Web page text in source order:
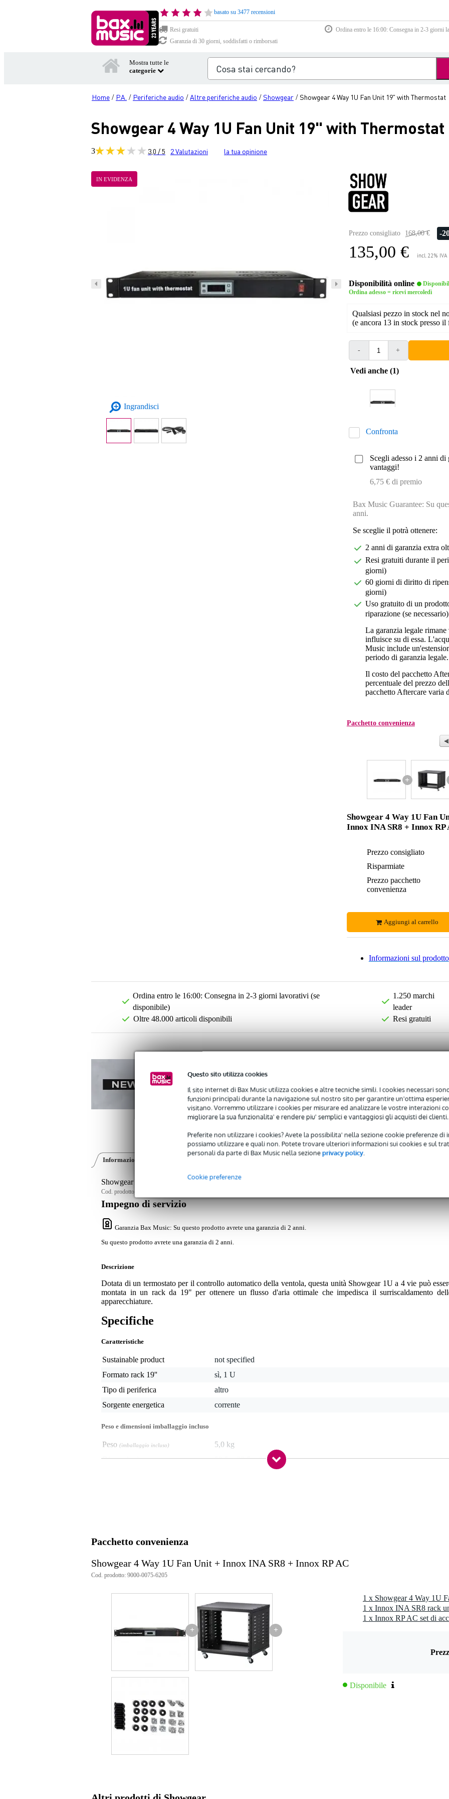
Questo sito utilizza cookies
Il sito internet di Bax Music utilizza cookies e altre tecniche simili. I cookies necessari
funzioni principali durante la navigazione sul nostro sito per garantire un'ottima
visitano. Vorremmo utilizzare i cookies per misurare ed analizzare le vostre interazioni
migliorare la sua funzionalita' e rendere piu' semplici e vantaggiosi gli acquisti dei clienti.
Preferite non utilizzare i cookies? Avete la possibilita' nella sezione cookie preferenze di
possiamo utilizzare e quali non. Potete trovare ulteriori informazioni sui cookies e sul
personali da parte di Bax Music nella sezioneprivacy policy.
Cookie preferenze
basato su 3477 recensioni
Resi gratuiti
Ordina entro le 16:00: Consegna in 2-3 giorni
Garanzia di 30 giorni, soddisfatti o rimborsati
Mostra tutte le
categorie
Home / P.A. / Periferiche audio /Altre periferiche audio /Showgear /Showgear 4 Way 1U Fan Unit 19" with Thermostat
Showgear 4 Way 1U Fan Unit 19" with Thermostat
3 3,0 / 5 2Valutazioni la tua opinione
IN EVIDENZA
Ingrandisci
Prezzo consigliato 168,00 € -
135,00 € incl. 22% IVA
Disponibilità online
Ordina adesso = ricevi mercoledì
Qualsiasi pezzo in stock nel
(e ancora 13 in stock presso il
- +
Vedi anche (1)
Confronta
Scegli adesso i 2 anni
vantaggi!
6,75 € di premio
Bax Music Guarantee: Su
anni.
Se sceglie il potrà ottenere:
2 anni di garanzia extra
Resi gratuiti durante il
giorni)
60 giorni di diritto di
giorni)
Uso gratuito di un
riparazione (se necessario)
La garanzia legale
influisce su di essa.
Music include
periodo di garanzia legale.
Il costo del pacchetto
percentuale del prezzo
pacchetto Aftercare varia
Pacchetto convenienza
+
Showgear 4 Way 1U Fan
Innox INA SR8 + Innox RP
Prezzo consigliato
Risparmiate
Prezzo pacchetto
convenienza
Aggiungi al carrello
Informazioni sul prodotto
Ordina entro le 16:00: Consegna in 2-3 giorni lavorativi (se
disponibile)
Oltre 48.000 articoli disponibili
1.250 marchi
leader
Resi gratuiti
Informazioni sul prodotto
Showgear 4 Way 1U Fan Unit 19" with Thermostat
Cod. prodotto:
Impegno di servizio
Garanzia Bax Music: Su questo prodotto avrete una garanzia di 2 anni.
Su questo prodotto avrete una garanzia di 2 anni.
Descrizione
Dotata di un termostato per il controllo automatico della ventola, questa unità Showgear 1U a 4 vie può
montata in un rack da 19" per ottenere un flusso d'aria ottimale che impedisca il surriscaldamento
apparecchiature.
Specifiche
Caratteristiche
Sustainable product
not specified
Formato rack 19''
sì, 1 U
Tipo di periferica
altro
Sorgente energetica
corrente
Peso e dimensioni imballaggio incluso
Peso (imballaggio incluso)
5,0 kg
Dimensioni(imballaggio incluso) 50,5 x 32,5 x 6,5 cm
Pacchetto convenienza
Showgear 4 Way 1U Fan Unit + Innox INA SR8 + Innox RP AC
Cod. prodotto: 9000-0075-6205
+ +
1 x Innox INA SR8 rack
1 x Innox RP AC set di
Disponibile